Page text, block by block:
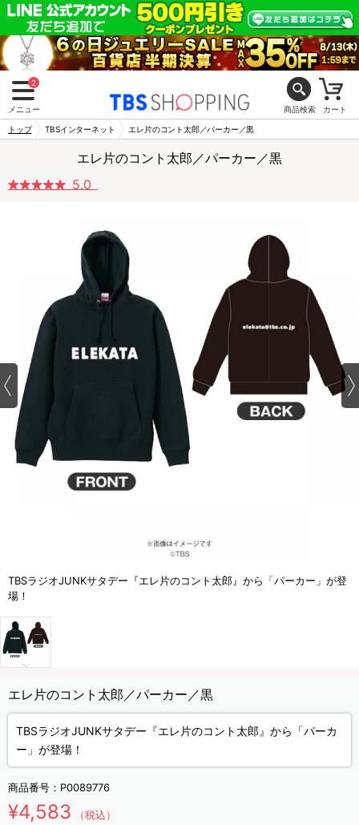
2
メニュー 商品検索 カート
トップ TBSインターネット エレ片のコント太郎／パーカー／黒
エレ片のコント太郎／パーカー／黒
5.0
TBSラジオJUNKサタデー『エレ片のコント太郎』から「パーカー」が登
場！
エレ片のコント太郎／パーカー／黒
TBSラジオJUNKサタデー『エレ片のコント太郎』から「パーカ
ー」が登場！
商品番号： P0089776
¥4,583 （税込）